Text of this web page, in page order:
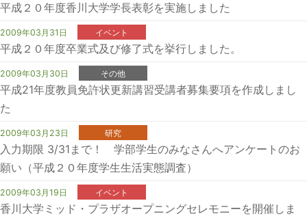
平成２０年度香川大学学長表彰を実施しました
2009年03月31日 イベント
平成２０年度卒業式及び修了式を挙行しました。
2009年03月30日 その他
平成21年度教員免許状更新講習受講者募集要項を作成しまし
た
2009年03月23日 研究
入力期限 3/31まで！ 学部学生のみなさんへアンケートのお
願い（平成２０年度学生生活実態調査）
2009年03月19日 イベント
香川大学ミッド・プラザオープニングセレモニーを開催しま